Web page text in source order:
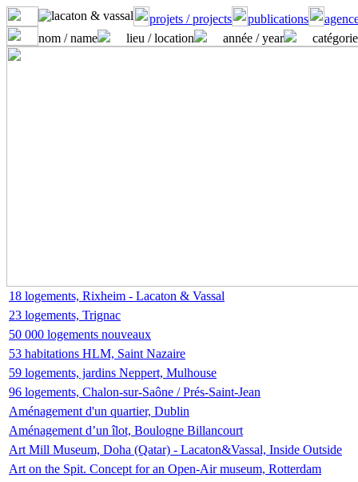
projets / projects publications
nom / name
lieu / location année / year
18 logements, Rixheim - Lacaton & Vassal
23 logements, Trignac
50 000 logements nouveaux
53 habitations HLM, Saint Nazaire
59 logements, jardins Neppert, Mulhouse
96 logements, Chalon-sur-Saône / Prés-Saint-Jean
Aménagement d'un quartier, Dublin
Aménagement d’un îlot, Boulogne Billancourt
Art Mill Museum, Doha (Qatar) - Lacaton&Vassal, Inside Outside
Art on the Spit. Concept for an Open-Air museum, Rotterdam